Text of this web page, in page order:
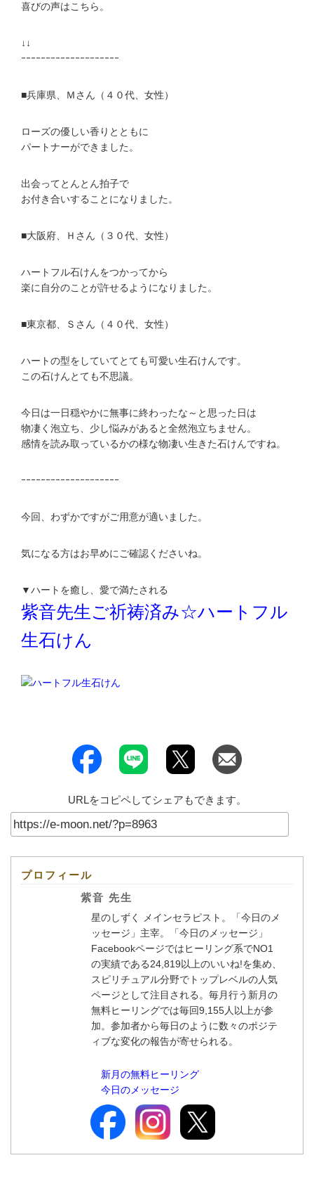
喜びの声はこちら。
↓↓
ｰｰｰｰｰｰｰｰｰｰｰｰｰｰｰｰｰｰｰｰ
■兵庫県、Ｍさん（４０代、女性）
ローズの優しい香りとともに
パートナーができました。
出会ってとんとん拍子で
お付き合いすることになりました。
■大阪府、Ｈさん（３０代、女性）
ハートフル石けんをつかってから
楽に自分のことが許せるようになりました。
■東京都、Ｓさん（４０代、女性）
ハートの型をしていてとても可愛い生石けんです。
この石けんとても不思議。
今日は一日穏やかに無事に終わったな～と思った日は
物凄く泡立ち、少し悩みがあると全然泡立ちません。
感情を読み取っているかの様な物凄い生きた石けんですね。
ｰｰｰｰｰｰｰｰｰｰｰｰｰｰｰｰｰｰｰｰ
今回、わずかですがご用意が適いました。
気になる方はお早めにご確認くださいね。
▼ハートを癒し、愛で満たされる
紫音先生ご祈祷済み☆ハートフル
生石けん
URLをコピペしてシェアもできます。
プロフィール
紫音 先生
星のしずく メインセラピスト。「今日のメ
ッセージ」主宰。「今日のメッセージ」
Facebookページではヒーリング系でNO1
の実績である24,819以上のいいね!を集め、
スピリチュアル分野でトップレベルの人気
ページとして注目される。毎月行う新月の
無料ヒーリングでは毎回9,155人以上が参
加。参加者から毎日のように数々のポジテ
ィブな変化の報告が寄せられる。
新月の無料ヒーリング
今日のメッセージ